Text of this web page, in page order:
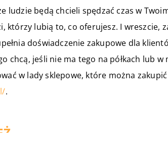
ludzie będą chcieli spędzać czas w
którzy lubią to, co oferujesz. I wreszcie,
doświadczenie zakupowe dla
chcą, jeśli nie ma tego na półkach lub
w lady sklepowe, które można
.